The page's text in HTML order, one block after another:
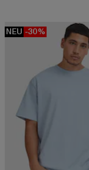
NEU -30%